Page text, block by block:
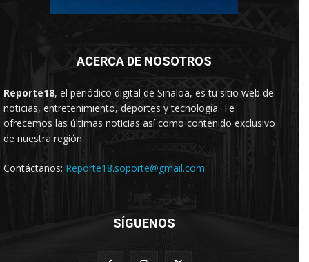
ACERCA DE NOSOTROS
Reporte18, el periódico digital de Sinaloa, es tu sitio web de
noticias, entretenimiento, deportes y tecnología. Te
ofrecemos las últimas noticias así como contenido exclusivo
de nuestra región.
Contáctanos: Reporte18.soporte@gmail.com
SÍGUENOS